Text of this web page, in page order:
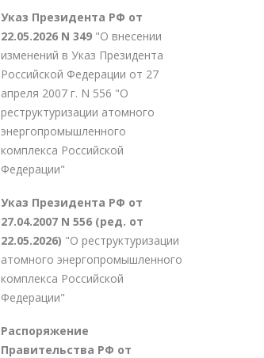
Указ Президента РФ от
22.05.2026 N 349 "О внесении
изменений в Указ Президента
Российской Федерации от 27
апреля 2007 г. N 556 "О
реструктуризации атомного
энергопромышленного
комплекса Российской
Федерации"
Указ Президента РФ от
27.04.2007 N 556 (ред. от
22.05.2026) "О реструктуризации
атомного энергопромышленного
комплекса Российской
Федерации"
Распоряжение
Правительства РФ от